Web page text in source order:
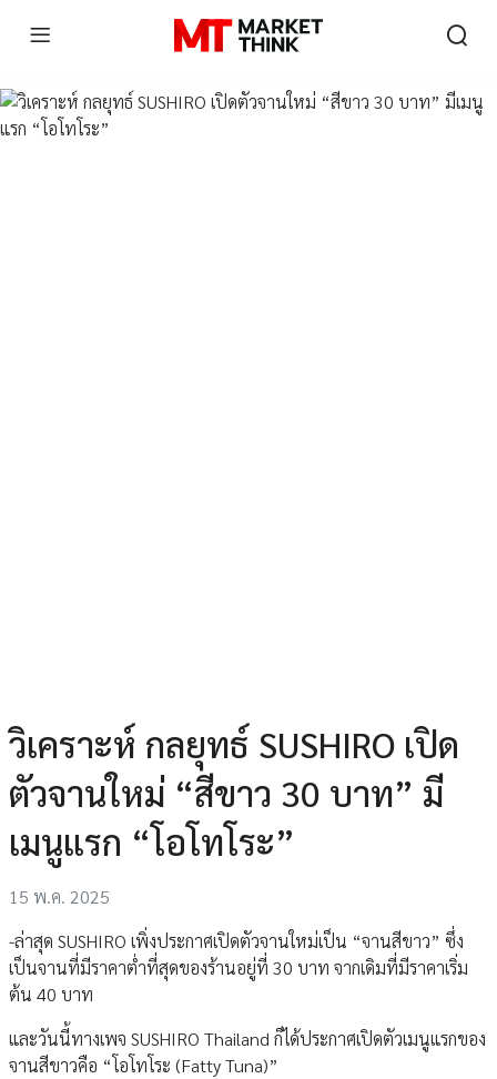
วิเคราะห์ กลยุทธ์ SUSHIRO เปิด
ตัวจานใหม่ “สีขาว 30 บาท” มี
เมนูแรก “โอโทโระ”
15 พ.ค. 2025
-ล่าสุด SUSHIRO เพิ่งประกาศเปิดตัวจานใหม่เป็น “จานสีขาว” ซึ่ง
เป็นจานที่มีราคาต่ำที่สุดของร้านอยู่ที่ 30 บาท จากเดิมที่มีราคาเริ่ม
ต้น 40 บาท
และวันนี้ทางเพจ SUSHIRO Thailand ก็ได้ประกาศเปิดตัวเมนูแรกของ
จานสีขาวคือ “โอโทโระ (Fatty Tuna)”